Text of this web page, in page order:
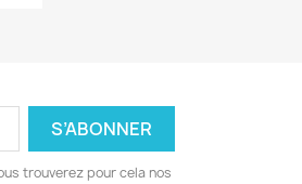
trouverez pour cela nos